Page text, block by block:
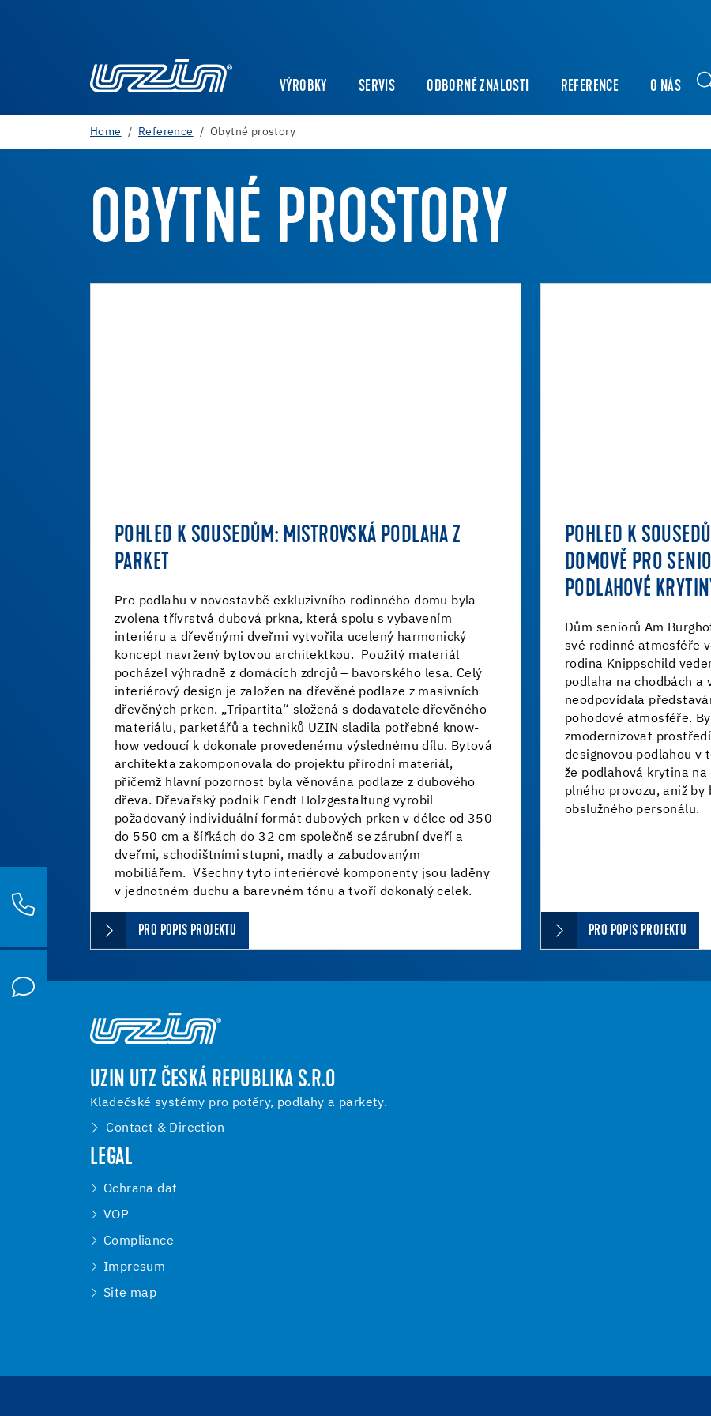
VÝROBKY SERVIS ODBORNÉ ZNALOSTI REFERENCE O NÁS
Home Reference Obytné prostory
OBYTNÉ PROSTORY
POHLED K SOUSEDŮM: MISTROVSKÁ PODLAHA Z
PARKET
Pro podlahu v novostavbě exkluzivního rodinného domu byla
zvolena třívrstvá dubová prkna, která spolu s vybavením
interiéru a dřevěnými dveřmi vytvořila ucelený harmonický
koncept navržený bytovou architektkou. Použitý materiál
pocházel výhradně z domácích zdrojů – bavorského lesa. Celý
interiérový design je založen na dřevěné podlaze z masivních
dřevěných prken. „Tripartita“ složená s dodavatele dřevěného
materiálu, parketářů a techniků UZIN sladila potřebné know-
how vedoucí k dokonale provedenému výslednému dílu. Bytová
architekta zakomponovala do projektu přírodní materiál,
přičemž hlavní pozornost byla věnována podlaze z dubového
dřeva. Dřevařský podnik Fendt Holzgestaltung vyrobil
požadovaný individuální formát dubových prken v délce od 350
do 550 cm a šířkách do 32 cm společně se zárubní dveří a
dveřmi, schodištními stupni, madly a zabudovaným
mobiliářem. Všechny tyto interiérové komponenty jsou laděny
v jednotném duchu a barevném tónu a tvoří dokonalý celek.
PRO POPIS PROJEKTU
POHLED K
DOMOVĚ PRO
PODLAHOVÉ
Dům seniorů Am
své rodinné atmosféře
rodina Knippschild
podlaha na chodbách a
neodpovídala
pohodové atmosféře.
zmodernizovat
designovou podlahou v
že podlahová krytina
plného provozu, aniž
obslužného personálu.
PRO POPIS PROJEKTU
UZIN UTZ ČESKÁ REPUBLIKA S.R.O
Kladečské systémy pro potěry, podlahy a parkety.
Contact & Direction
LEGAL
Ochrana dat
VOP
Compliance
Impresum
Site map